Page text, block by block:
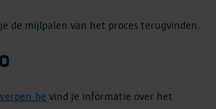
je de mijlpalen van het proces terugvinden.
vind je informatie over het